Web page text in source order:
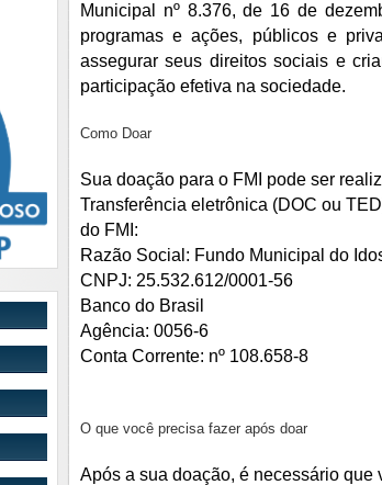
Municipal nº 8.376, de 16 de
programas e ações, públicos e
assegurar seus direitos sociais e
participação efetiva na sociedade.
Como Doar
Sua doação para o FMI pode ser
Transferência eletrônica (DOC ou
do FMI:
Razão Social: Fundo Municipal do
CNPJ: 25.532.612/0001-56
Banco do Brasil
Agência: 0056-6
Conta Corrente: nº 108.658-8
O que você precisa fazer após doar
Após a sua doação, é necessário